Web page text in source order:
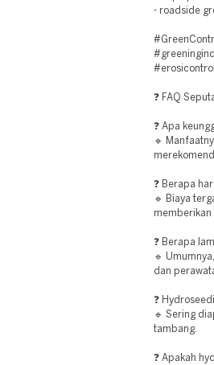
- roadside
#erosicontrol
❓ FAQ
❓ Apa
🔹
❓ Berapa
🔹 Biaya
memberikan
❓ Berapa
🔹
dan
❓
🔹 Sering
tambang.
❓ Apakah